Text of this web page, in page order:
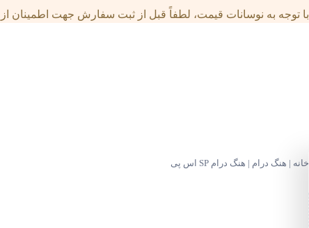
با توجه به نوسانات قیمت، لطفاً قبل از ثبت سفارش جهت اطمینان از
خانه | هنگ درام | هنگ درام SP اس پی